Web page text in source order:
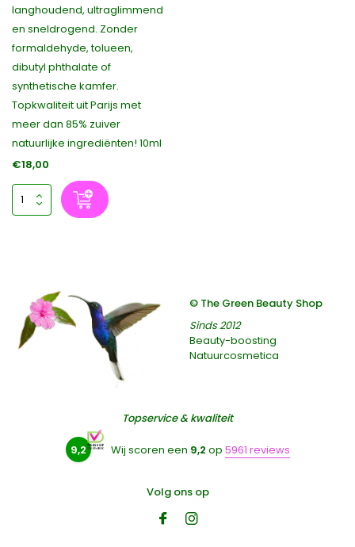
langhoudend, ultraglimmend
en sneldrogend. Zonder
formaldehyde, tolueen,
dibutyl phthalate of
synthetische kamfer.
Topkwaliteit uit Parijs met
meer dan 85% zuiver
natuurlijke ingrediënten! 10ml
€18,00
© The Green Beauty Shop
Sinds 2012
Beauty-boosting
Natuurcosmetica
Topservice & kwaliteit
9,2 Wij scoren een 9,2 op 5961 reviews
Volg ons op